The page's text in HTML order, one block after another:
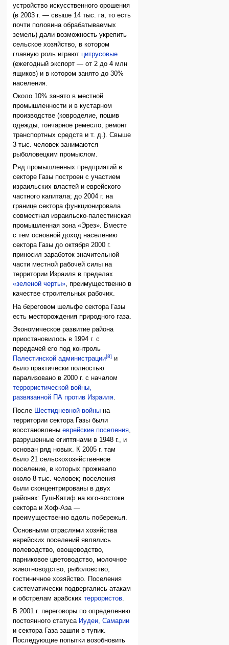
устройство искусственного орошения
(в 2003 г. — свыше 14 тыс. га, то есть
почти половина обрабатываемых
земель) дали возможность укрепить
сельское хозяйство, в котором
главную роль играютцитрусовые
(ежегодный экспорт — от 2 до 4 млн
ящиков) и в котором занято до 30%
населения.
Около 10% занято в местной
промышленности и в кустарном
производстве (ковроделие, пошив
одежды, гончарное ремесло, ремонт
транспортных средств и т. д.). Свыше
3 тыс. человек занимаются
рыболовецким промыслом.
Ряд промышленных предприятий в
секторе Газы построен с участием
израильских властей и еврейского
частного капитала; до 2004 г. на
границе сектора функционировала
совместная израильско-палестинская
промышленная зона «Эрез». Вместе
с тем основной доход населению
сектора Газы до октября 2000 г.
приносил заработок значительной
части местной рабочей силы на
территории Израиля в пределах
«зеленой черты», преимущественно в
качестве строительных рабочих.
На береговом шельфе сектора Газы
есть месторождения природного газа.
Экономическое развитие района
приостановилось в 1994 г. с
передачей его под контроль
Палестинской администрации[8] и
было практически полностью
парализовано в 2000 г. с началом
террористической войны,
развязанной ПА против Израиля.
После
Шестидневной войны на
территории сектора Газы были
восстановленыеврейские поселения
разрушенные египтянами в 1948 г., и
основан ряд новых. К 2005 г. там
было 21 сель­ско­хо­зяй­ст­вен­ное
поселение, в которых проживало
около 8 тыс. человек; поселения
были сконцентрированы в двух
районах: Гуш-Катиф на юго-востоке
сектора и Хоф-Аза —
преимущественно вдоль побережья.
Основными отраслями хозяйства
еврейских поселений являлись
полеводство, овощеводство,
парниковое цветоводство, молочное
животноводство, рыболовство,
гостиничное хозяйство. Поселения
систематически подвергались атакам
и обстрелам арабскихтеррористов.
В 2001 г. переговоры по определению
постоянного статуса Иудеи, Самарии
и сектора Газа зашли в тупик.
Последующие попытки возобновить